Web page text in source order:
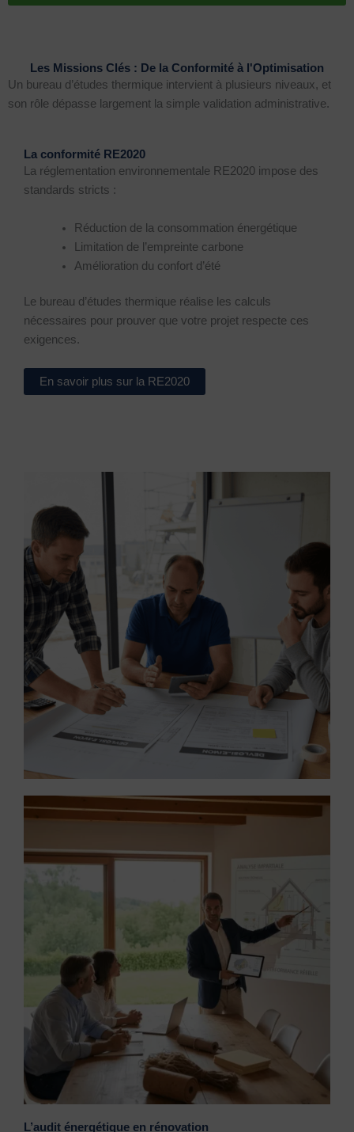
Les Missions Clés : De la Conformité à l'Optimisation
Un bureau d’études thermique intervient à plusieurs niveaux, et
son rôle dépasse largement la simple validation administrative.
La conformité RE2020
La réglementation environnementale RE2020 impose des
standards stricts :
Réduction de la consommation énergétique
Limitation de l’empreinte carbone
Amélioration du confort d’été
Le bureau d’études thermique réalise les calculs
nécessaires pour prouver que votre projet respecte ces
exigences.
En savoir plus sur la RE2020
L’audit énergétique en rénovation